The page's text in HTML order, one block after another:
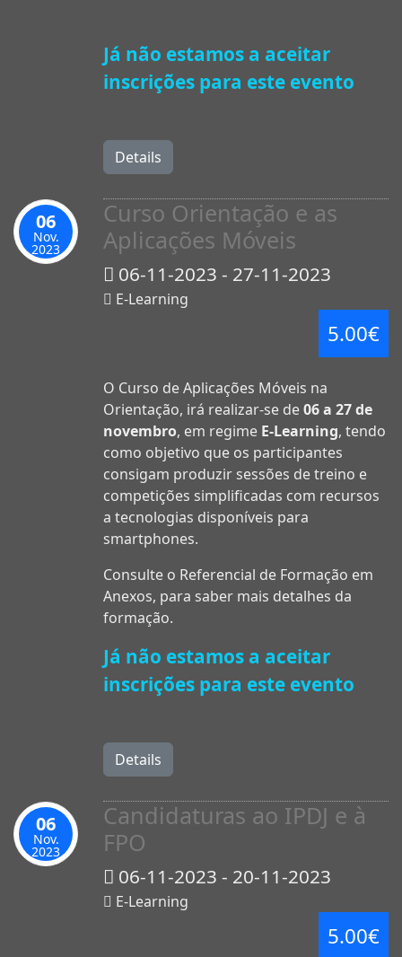
Já não estamos a aceitar
inscrições para este evento
Details
06
Nov.
2023
Curso Orientação e as
Aplicações Móveis
06-11-2023 - 27-11-2023
E-Learning
5.00€
O Curso de Aplicações Móveis na
Orientação, irá realizar-se de06 a 27 de
novembro, em regime E-Learning, tendo
como objetivo que os participantes
consigam produzir sessões de treino e
competições simplificadas com recursos
a tecnologias disponíveis para
smartphones.
Consulte o Referencial de Formação em
Anexos, para saber mais detalhes da
formação.
Já não estamos a aceitar
inscrições para este evento
Details
06
Nov.
2023
Candidaturas ao IPDJ e à
FPO
06-11-2023 - 20-11-2023
E-Learning
5.00€